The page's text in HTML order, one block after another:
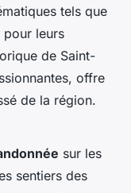
tels que
pour leurs
de Saint-
offre
de la région.
sur les
sentiers des